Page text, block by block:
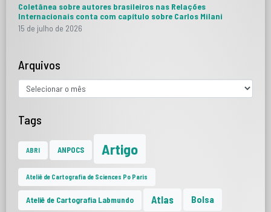
Coletânea sobre autores brasileiros nas Relações
Internacionais conta com capítulo sobre Carlos Milani
15 de julho de 2026
Arquivos
Tags
ABRI ANPOCS Artigo
Ateliê de Cartografia de Sciences Po Paris
Ateliê de Cartografia Labmundo Atlas Bolsa